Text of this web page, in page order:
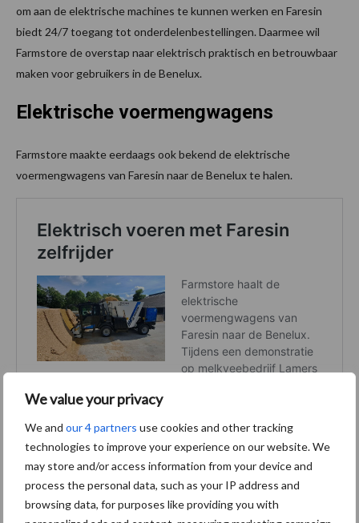
We value your privacy
We and our 4 partners use cookies and other tracking
technologies to improve your experience on our website. We
may store and/or access information from your device and
process the personal data, such as your IP address and
browsing data, for purposes like providing you with
om aan de elektrische machines te kunnen werken en Faresin
biedt 24/7 toegang tot onderdelenbestellingen. Daarmee wil
Farmstore de overstap naar elektrisch praktisch en betrouwbaar
maken voor gebruikers in de Benelux.
Elektrische voermengwagens
Farmstore maakte eerdaags ook bekend de elektrische
voermengwagens van Faresin naar de Benelux te halen.